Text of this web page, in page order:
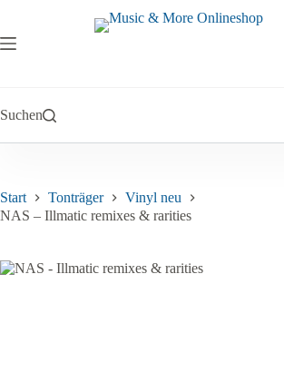
springen
Suchen
Start Tonträger
Vinyl neu
NAS – Illmatic remixes & rarities